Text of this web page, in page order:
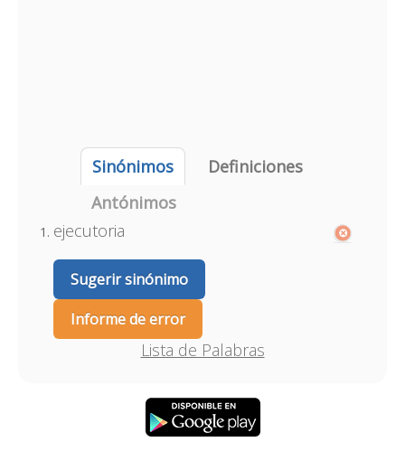
Sinónimos
Definiciones
Antónimos
ejecutoria
Sugerir sinónimo
Informe de error
Lista de Palabras